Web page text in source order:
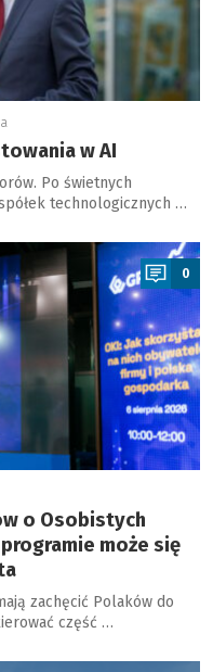
w AI
Po świetnych
technologicznych …
0
o Osobistych
może się
zachęcić Polaków do
część …